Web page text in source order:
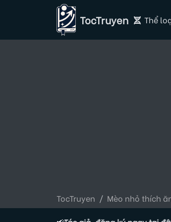
TocTruyen Thể
TocTruyen Mèo nhỏ thích